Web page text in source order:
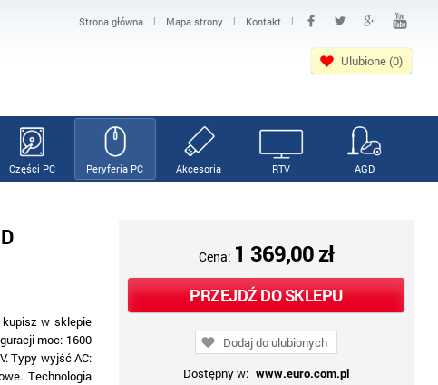
Strona główna | Mapa strony | Kontakt |
Ulubione (0)
Części PC Peryferia PC Akcesoria RTV AGD
kupisz w sklepie
moc: 1600
Typy wyjść AC:
Technologia
Cena: 1 369,00 zł
PRZEJDŹ DO SKLEPU
Dodaj do ulubionych
Dostępny w: www.euro.com.pl